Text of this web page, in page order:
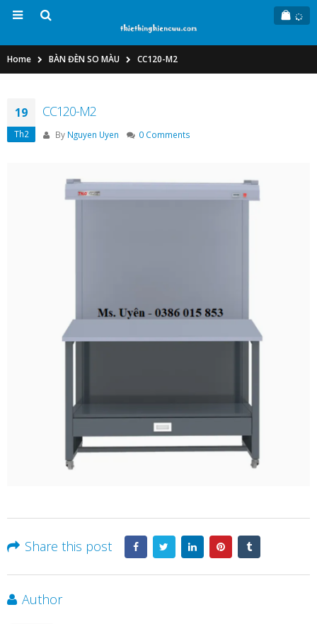
Home BÀN ĐÈN SO MÀU CC120-M2
19
Th2
CC120-M2
By Nguyen Uyen 0 Comments
Share this post
Author